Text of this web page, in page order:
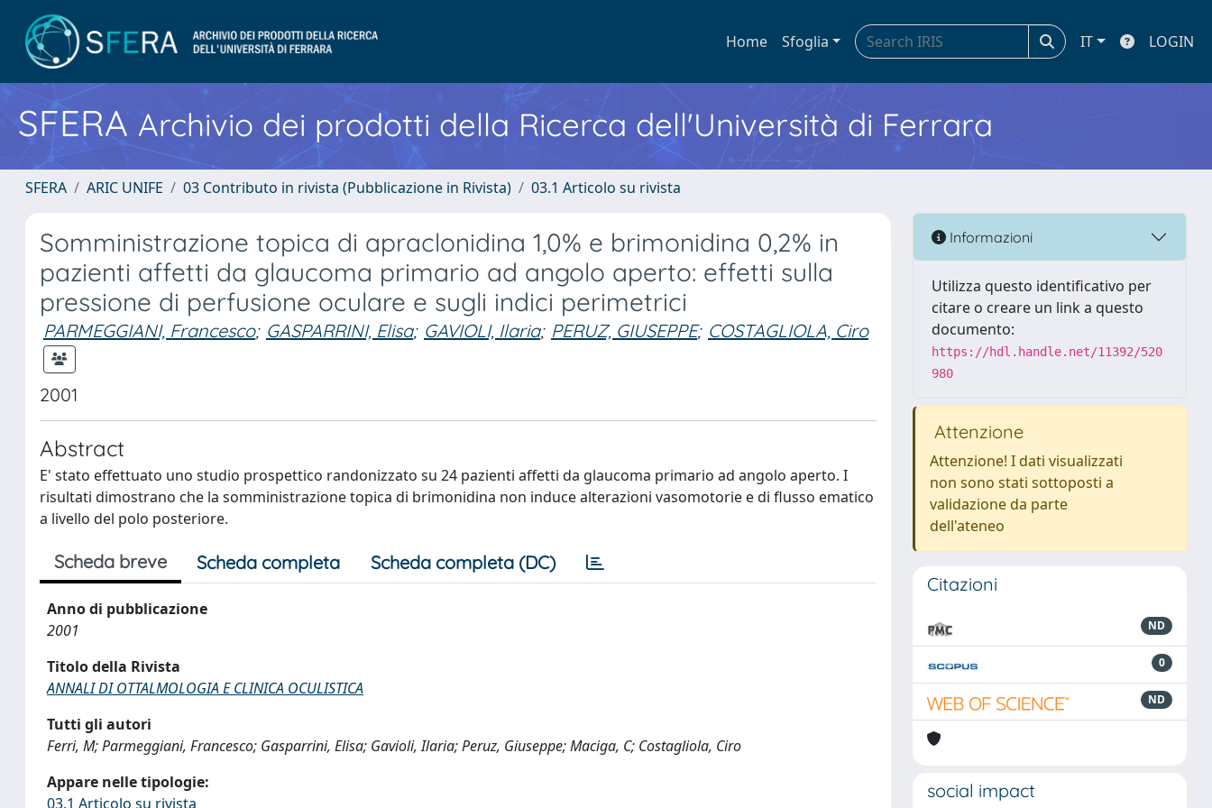
Home Sfoglia IT LOGIN
SFERA Archivio dei prodotti della Ricerca dell'Università di Ferrara
SFERA ARIC UNIFE 03 Contributo in rivista (Pubblicazione in Rivista) 03.1 Articolo su rivista
Somministrazione topica di apraclonidina 1,0% e brimonidina 0,2% in
pazienti affetti da glaucoma primario ad angolo aperto: effetti sulla
pressione di perfusione oculare e sugli indici perimetrici
PARMEGGIANI, Francesco; GASPARRINI, Elisa; GAVIOLI, Ilaria; PERUZ, GIUSEPPE; COSTAGLIOLA, Ciro
2001
Abstract
E' stato effettuato uno studio prospettico randonizzato su 24 pazienti affetti da glaucoma primario ad angolo aperto. I
risultati dimostrano che la somministrazione topica di brimonidina non induce alterazioni vasomotorie e di flusso ematico
a livello del polo posteriore.
Scheda breve Scheda completa Scheda completa (DC)
Anno di pubblicazione
2001
Titolo della Rivista
ANNALI DI OTTALMOLOGIA E CLINICA OCULISTICA
Tutti gli autori
Ferri, M; Parmeggiani, Francesco; Gasparrini, Elisa; Gavioli, Ilaria; Peruz, Giuseppe; Maciga, C; Costagliola, Ciro
Appare nelle tipologie:
03.1 Articolo su rivista
Informazioni
Utilizza questo identificativo per
citare o creare un link a questo
documento:
https://hdl.handle.net/11392/520
980
Attenzione
Attenzione! I dati visualizzati
non sono stati sottoposti a
validazione da parte
dell'ateneo
Citazioni
ND
0
ND
social impact